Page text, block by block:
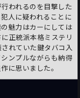
われるのを目撃した
人に疑われることに
魅力はカーにしては
正統派本格ミステリ
れていた鍵タバコ入
ンプルながらも納得
に思いました。